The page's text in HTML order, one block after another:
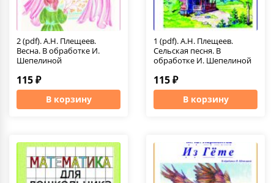
2 (pdf). А.Н. Плещеев.
Весна. В обработке И.
Шепелиной
115 ₽
В корзину
1 (pdf). А.Н. Плещеев.
Сельская песня. В
обработке И. Шепелиной
115 ₽
В корзину